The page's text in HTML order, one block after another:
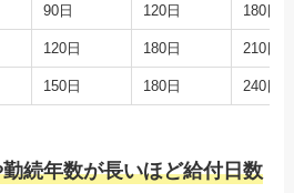
90日 120日 180日
120日 180日 210日
150日 180日 240日
続年数が長いほど給付日数